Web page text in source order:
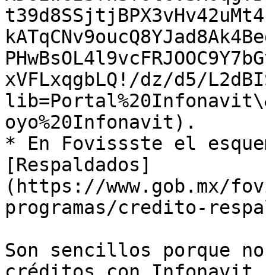
xVFLxqgbLQ!/dz/d5/
oyo%20Infonavit).
* En Fovissste el
[Respaldados]
(https://www.gob.mx/
programas/credito-
Son sencillos porque